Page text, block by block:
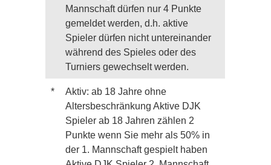
Mannschaft dürfen nur 4 Punkte
gemeldet werden, d.h. aktive
Spieler dürfen nicht untereinander
während des Spieles oder des
Turniers gewechselt werden.
*
Aktiv: ab 18 Jahre ohne
Altersbeschränkung Aktive DJK
Spieler ab 18 Jahren zählen 2
Punkte wenn Sie mehr als 50% in
der 1. Mannschaft gespielt haben